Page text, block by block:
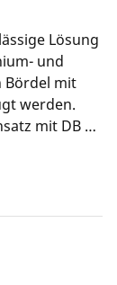
Lösung
und
Bördel mit
werden.
mit DB 10